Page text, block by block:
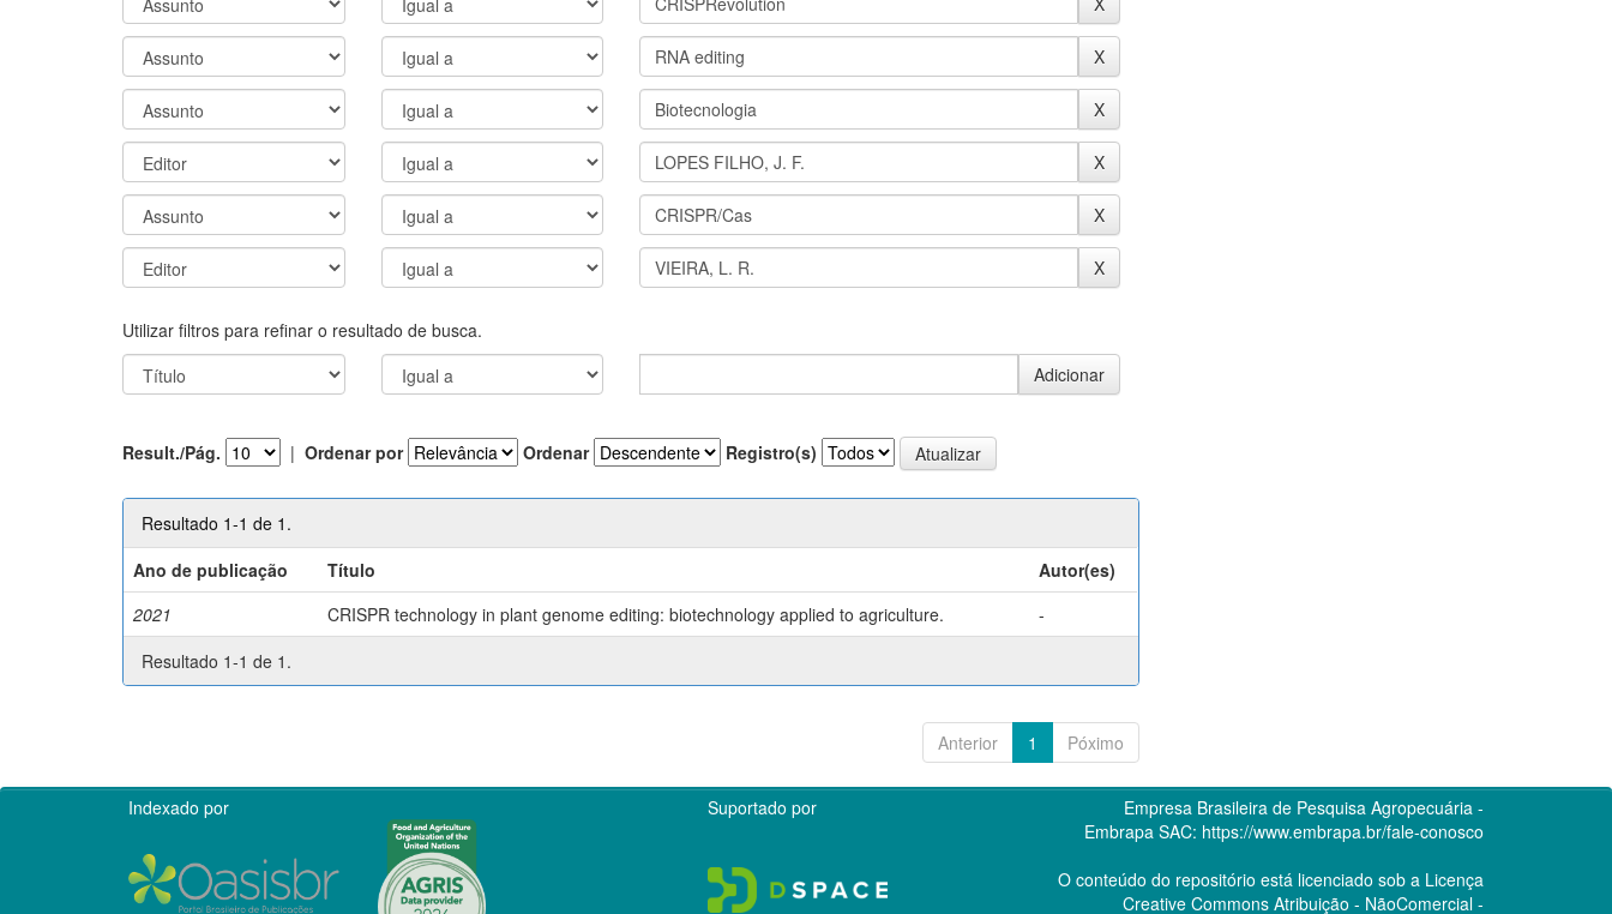
Utilizar filtros para refinar o resultado de busca.
Result./Pág. | Ordenar por Ordenar Registro(s)
Resultado 1-1 de 1.
Ano de publicação
Título
Autor(es)
2021
CRISPR technology in plant genome editing: biotechnology applied to agriculture.
-
Resultado 1-1 de 1.
Anterior 1 Póximo
Indexado por Suportado por
Empresa Brasileira de Pesquisa Agropecuária -
Embrapa SAC: https://www.embrapa.br/fale-conosco
O conteúdo do repositório está licenciado sob a Licença
Creative CommonsAtribuição - NãoComercial -